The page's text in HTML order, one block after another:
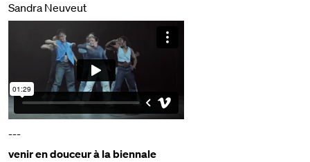
Sandra Neuveut
---
venir en douceur à la biennale